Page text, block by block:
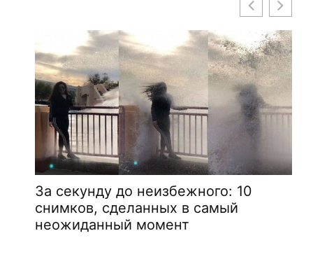
За секунду до неизбежного: 10
снимков, сделанных в самый
неожиданный момент